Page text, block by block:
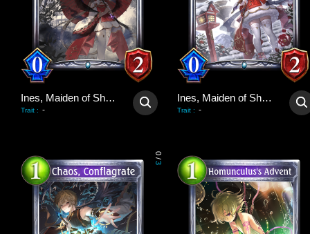
Ines, Maiden of Shadows
Trait : -
Ines, Maiden of Shadows
Trait : -
0
/
3